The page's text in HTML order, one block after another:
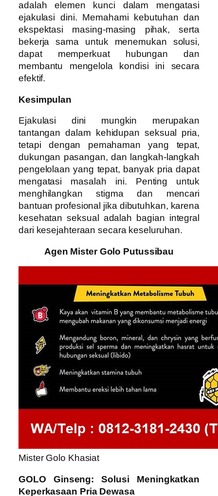
adalah elemen kunci dalam mengatasi
ejakulasi dini. Memahami kebutuhan dan
ekspektasi masing-masing pihak, serta
bekerja sama untuk menemukan solusi,
dapat memperkuat hubungan dan
membantu mengelola kondisi ini secara
efektif.
Kesimpulan
Ejakulasi dini mungkin merupakan
tantangan dalam kehidupan seksual pria,
tetapi dengan pemahaman yang tepat,
dukungan pasangan, dan langkah-langkah
pengelolaan yang tepat, banyak pria dapat
mengatasi masalah ini. Penting untuk
menghilangkan stigma dan mencari
bantuan profesional jika dibutuhkan, karena
kesehatan seksual adalah bagian integral
dari kesejahteraan secara keseluruhan.
Agen Mister Golo Putussibau
Mister Golo Khasiat
GOLO Ginseng: Solusi Meningkatkan
Keperkasaan Pria Dewasa